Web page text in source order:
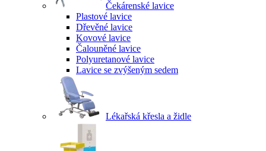
Čekárenské lavice
Plastové lavice
Dřevěné lavice
Kovové lavice
Čalouněné lavice
Polyuretanové lavice
Lavice se zvýšeným sedem
Lékařská křesla a židle